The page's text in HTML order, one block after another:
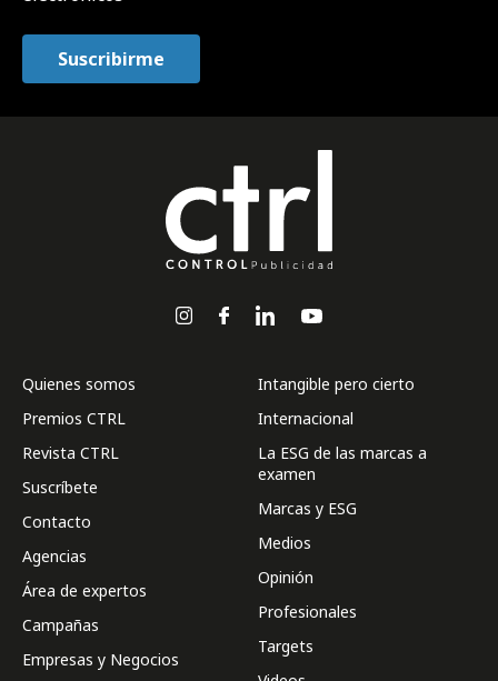
Quienes somos
Premios CTRL
Revista CTRL
Suscríbete
Contacto
Agencias
Área de expertos
Campañas
Empresas y Negocios
Intangible pero cierto
Internacional
La ESG de las marcas a
examen
Marcas y ESG
Medios
Opinión
Profesionales
Targets